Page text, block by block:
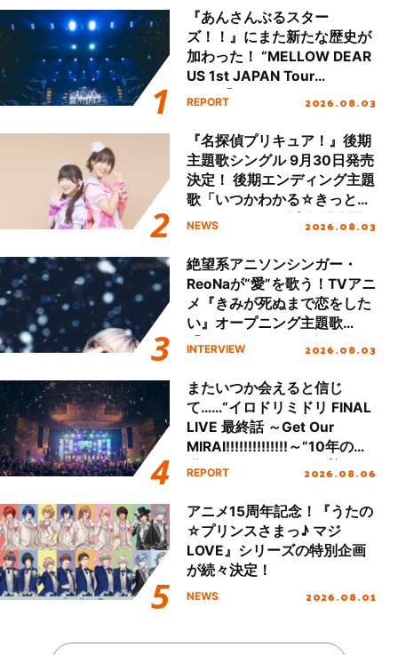
『あんさんぶるスター
ズ！！』にまた新たな歴史が
加わった！ “MELLOW DEAR
US 1st JAPAN Tour
Final「NICE to meet YOU
ート!!
REPORT 2026.08.03
『名探偵プリキュア！』後期
主題歌シングル 9月30日発売
決定！ 後期エンディング主題
歌「いつかわかる☆きっとあ
える」TVサイズ先行配信開
NEWS 2026.08.03
絶望系アニソンシンガー・
ReoNaが“愛”を歌う！TVアニ
メ『きみが死ぬまで恋をした
い』オープニング主題歌
「Amore」インタビュー
INTERVIEW 2026.08.03
またいつか会えると信じ
て……“イロドリミドリ FINAL
LIVE 最終話 ～Get Our
MIRAI!!!!!!!!!!!!!!～”10年の活
動を経てファイナルを迎える
REPORT 2026.08.06
アニメ15周年記念！『うたの
☆プリンスさまっ♪ マジ
LOVE』シリーズの特別企画
が続々決定！
NEWS 2026.08.01